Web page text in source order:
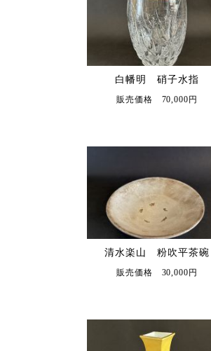
白幡明 硝子水指
販売価格 70,000円
清水楽山 粉吹平茶碗
販売価格 30,000円